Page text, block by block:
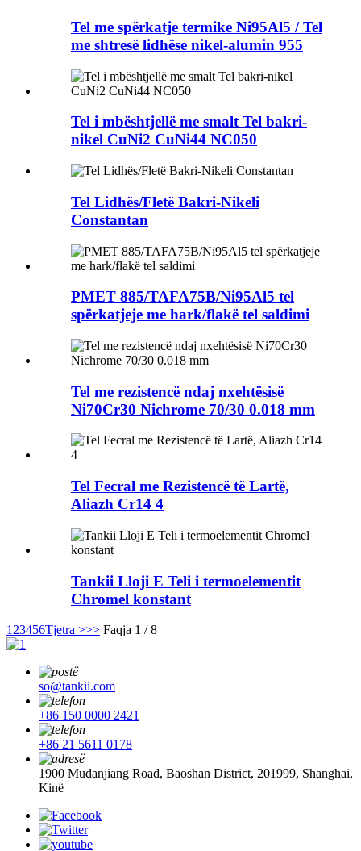
Tel me spërkatje termike Ni95Al5 / Tel
me shtresë lidhëse nikel-alumin 955
Tel i mbështjellë me smalt Tel bakri-
nikel CuNi2 CuNi44 NC050
Tel Lidhës/Fletë Bakri-Nikeli
Constantan
PMET 885/TAFA75B/Ni95Al5 tel
spërkatjeje me hark/flakë tel saldimi
Tel me rezistencë ndaj nxehtësisë
Ni70Cr30 Nichrome 70/30 0.018 mm
Tel Fecral me Rezistencë të Lartë,
Aliazh Cr14 4
Tankii Lloji E Teli i termoelementit
Chromel konstant
1 23456Tjetra >>> Faqja 1 / 8
so@tankii.com
+86 150 0000 2421
+86 21 5611 0178
1900 Mudanjiang Road, Baoshan District, 201999, Shanghai,
Kinë